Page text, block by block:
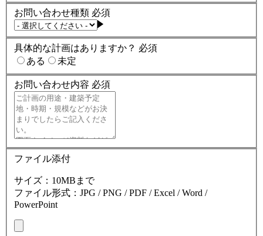
お問い合わせ種類 必須
具体的な計画はありますか？ 必須
ある
未定
お問い合わせ内容 必須
ファイル添付
サイズ：10MBまで
ファイル形式：JPG / PNG / PDF / Excel / Word /
PowerPoint